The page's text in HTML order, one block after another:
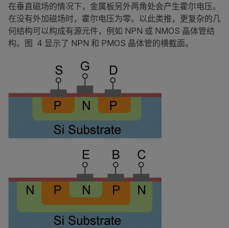
在垂直磁场的情况下，金属板另外两角处会产生霍尔电压。
在没有外加磁场时，霍尔电压为零。以此类推，更复杂的几
何结构可以构成有源元件，例如 NPN 或 NMOS 晶体管结
构。图 4 显示了 NPN 和 PMOS 晶体管的横截面。